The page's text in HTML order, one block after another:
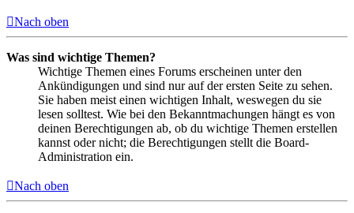
Nach oben
Was sind wichtige Themen?
Wichtige Themen eines Forums erscheinen unter den
Ankündigungen und sind nur auf der ersten Seite zu sehen.
Sie haben meist einen wichtigen Inhalt, weswegen du sie
lesen solltest. Wie bei den Bekanntmachungen hängt es von
deinen Berechtigungen ab, ob du wichtige Themen erstellen
kannst oder nicht; die Berechtigungen stellt die Board-
Administration ein.
Nach oben